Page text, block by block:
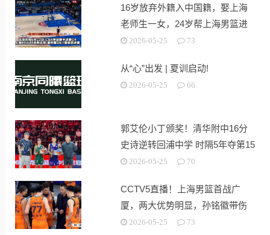
16岁放弃外籍入中国籍，娶上海
老师生一女，24岁帮上海男篮进
决赛
2026-05-25 73
从“心”出发 | 夏训启动!
2026-05-25 66
郭艾伦小丁颁奖！清华附中16分
史诗逆转回浦中学 时隔5年夺第15
冠2026-05-25 70
CCTV5直播！上海男篮首战广
厦，两大优势明显，孙铭徽带伤
出战！
2026-05-25 73